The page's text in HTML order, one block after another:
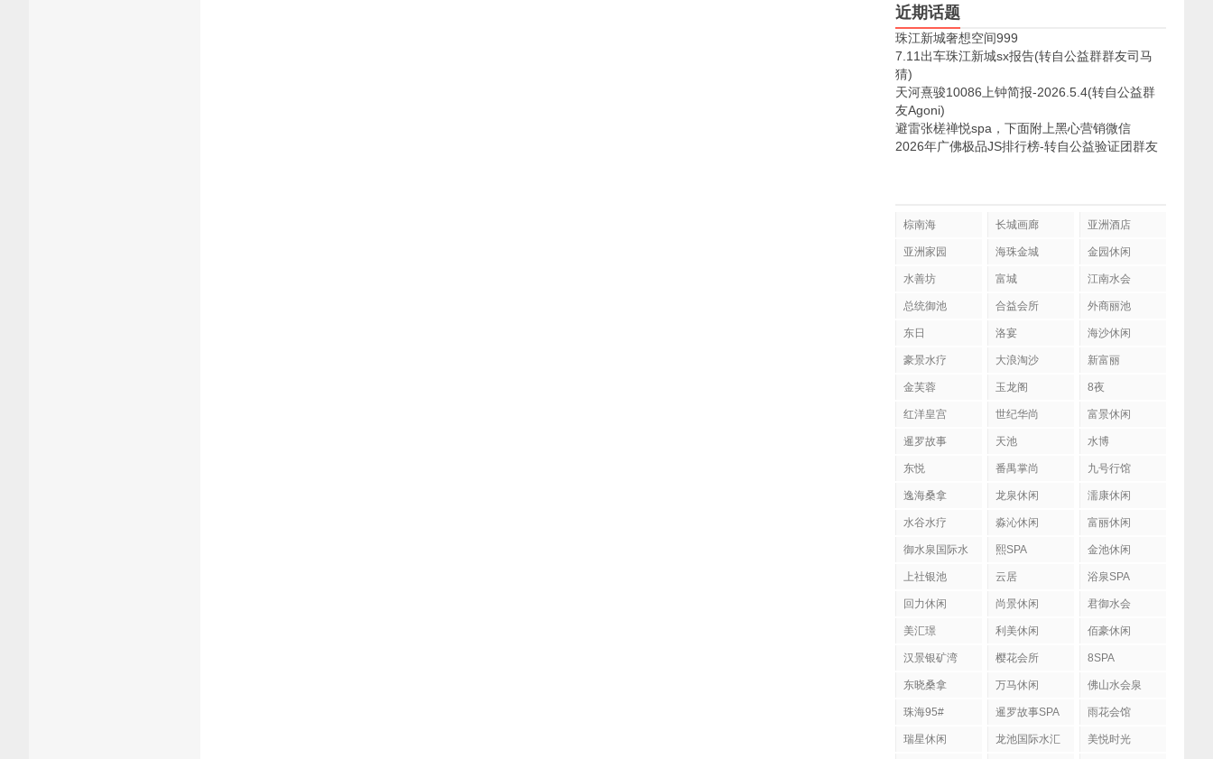
近期话题
珠江新城奢想空间999
7.11出车珠江新城sx报告(转自公益群群友司马
猜)
天河熹骏10086上钟简报-2026.5.4(转自公益群
友Agoni)
避雷张槎禅悦spa，下面附上黑心营销微信
2026年广佛极品JS排行榜-转自公益验证团群友
棕南海 长城画廊 亚洲酒店
亚洲家园 海珠金城 金园休闲
水善坊 富城 江南水会
总统御池 合益会所 外商丽池
东日 洛宴 海沙休闲
豪景水疗 大浪淘沙 新富丽
金芙蓉 玉龙阁 8夜
红洋皇宫 世纪华尚 富景休闲
暹罗故事 天池 水博
东悦 番禺掌尚 九号行馆
逸海桑拿 龙泉休闲 濡康休闲
水谷水疗 淼沁休闲 富丽休闲
御水泉国际水
熙SPA 金池休闲
上社银池 云居 浴泉SPA
回力休闲 尚景休闲 君御水会
美汇璟 利美休闲 佰豪休闲
汉景银矿湾 樱花会所 8SPA
东晓桑拿 万马休闲 佛山水会泉
珠海95# 暹罗故事SPA 雨花会馆
瑞星休闲 龙池国际水汇 美悦时光